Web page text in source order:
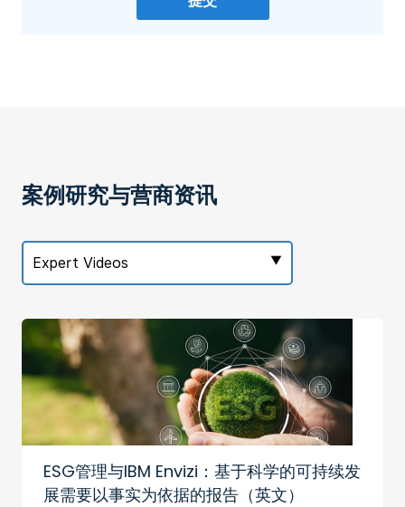
案例研究与营商资讯
Expert Videos
ESG管理与IBM Envizi：基于科学的可持续发
展需要以事实为依据的报告（英文）